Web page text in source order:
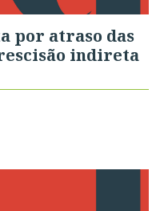
por atraso das
indireta